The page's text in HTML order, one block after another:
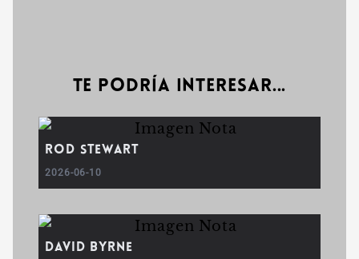
Te podría interesar...
Rod Stewart
2026-06-10
David Byrne